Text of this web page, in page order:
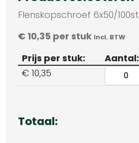
Flenskopschroef 6x50/100st
€ 10,35 per stuk Incl. BTW
Prijs per stuk: Aantal:
€ 10,35
Totaal: